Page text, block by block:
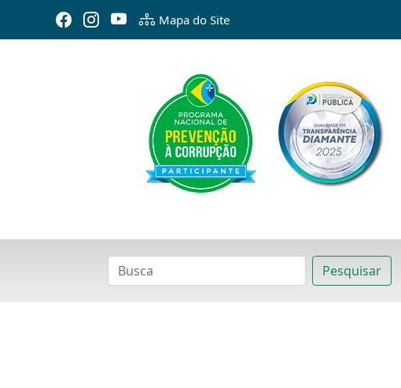
Mapa do Site
Pesquisar